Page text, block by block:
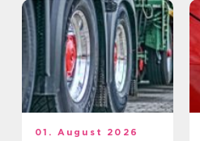
01. August 2026